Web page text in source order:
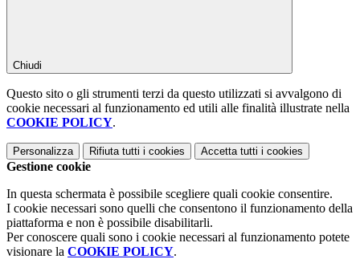
Chiudi
Questo sito o gli strumenti terzi da questo utilizzati si avvalgono di
cookie necessari al funzionamento ed utili alle finalità illustrate nella
COOKIE POLICY.
Personalizza Rifiuta tutti i cookies Accetta tutti i cookies
Gestione cookie
In questa schermata è possibile scegliere quali cookie consentire.
I cookie necessari sono quelli che consentono il funzionamento della
piattaforma e non è possibile disabilitarli.
Per conoscere quali sono i cookie necessari al funzionamento potete
visionare la COOKIE POLICY.